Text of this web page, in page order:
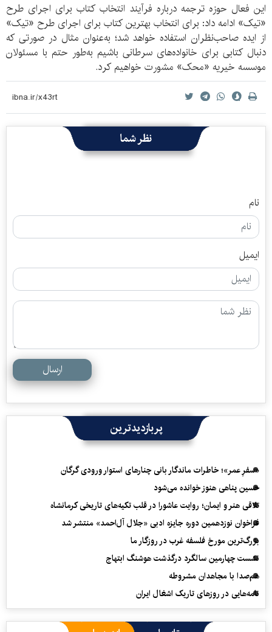
این فعال حوزه ترجمه درباره فرآیند انتخاب کتاب برای اجرای طرح
«تیک» ادامه داد: برای انتخاب بهترین کتاب برای اجرای طرح «تیک»
از ایده صاحب‌‌نظران استفاده خواهد شد؛‌ به‌عنوان مثال در صورتی که
دنبال کتابی برای خانواده‌های سرطانی باشیم به‌‌طور حتم با مسئولان
موسسه خیریه «محک» مشورت خواهیم کرد.
نظر شما
نام
ایمیل
ارسال
پربازدیدترین
«سفرِ عمر»؛ خاطرات ماندگار بانی چنارهای استوار ورودی گرگان
حسین پناهی هنوز خوانده می‌شود
تلاقی هنر و ایمان؛ روایت عاشورا در قلب تکیه‌های تاریخی کرمانشاه
فراخوان نوزدهمین دوره جایزه ادبی «جلال آل‌احمد» منتشر شد
بزرگ‌ترین مورخ فلسفه غرب در روزگار ما
نشست چهارمین سالگرد درگذشت هوشنگ ابتهاج
هم‌صدا با مجاهدان مشروطه
نامه‌هایی در روزهای تاریک اشغال ایران